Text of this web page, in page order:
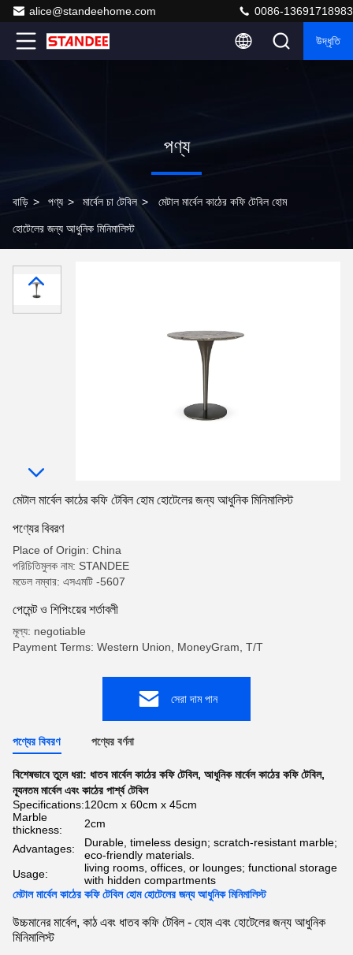
alice@standeehome.com 0086-13691718983
উদ্ধৃতি
পণ্য
বাড়ি > পণ্য > মার্বেল চা টেবিল > মেটাল মার্বেল কাঠের কফি টেবিল হোম
হোটেলের জন্য আধুনিক মিনিমালিস্ট
মেটাল মার্বেল কাঠের কফি টেবিল হোম হোটেলের জন্য আধুনিক মিনিমালিস্ট
পণ্যের বিবরণ
Place of Origin: China
পরিচিতিমুলক নাম: STANDEE
মডেল নম্বার: এসএমটি -5607
পেমেন্ট ও শিপিংয়ের শর্তাবলী
মূল্য: negotiable
Payment Terms: Western Union, MoneyGram, T/T
সেরা দাম পান
পণ্যের বিবরণ পণ্যের বর্ণনা
বিশেষভাবে তুলে ধরা: ধাতব মার্বেল কাঠের কফি টেবিল, আধুনিক মার্বেল কাঠের কফি টেবিল,
ন্যূনতম মার্বেল এবং কাঠের পার্শ্ব টেবিল
Specifications:120cm x 60cm x 45cm
Marble
thickness:
2cm
Advantages:
Durable, timeless design; scratch-resistant marble;
eco-friendly materials.
Usage:
living rooms, offices, or lounges; functional storage
with hidden compartments
মেটাল মার্বেল কাঠের কফি টেবিল হোম হোটেলের জন্য আধুনিক মিনিমালিস্ট
উচ্চমানের মার্বেল, কাঠ এবং ধাতব কফি টেবিল - হোম এবং হোটেলের জন্য আধুনিক
মিনিমালিস্ট